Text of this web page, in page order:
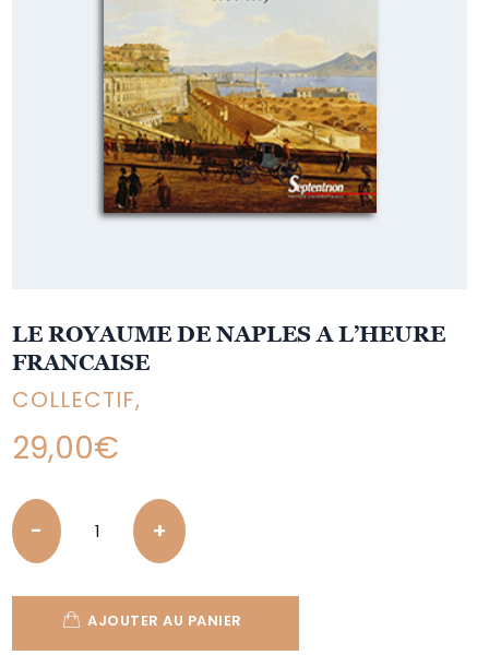
LE ROYAUME DE NAPLES A L’HEURE
FRANCAISE
COLLECTIF,
29,00€
Quantity
AJOUTER AU PANIER